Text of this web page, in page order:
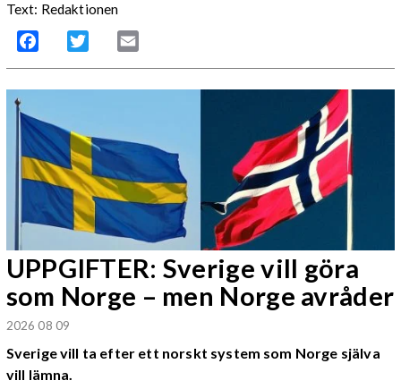
Text: Redaktionen
Facebook Twitter
UPPGIFTER: Sverige vill göra
som Norge – men Norge avråder
2026 08 09
Sverige vill ta efter ett norskt system som Norge själva
vill lämna.